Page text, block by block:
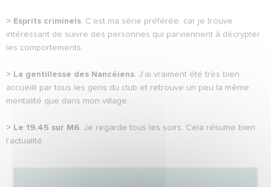
> Esprits criminels. C’est ma série préférée, car je trouve
intéressant de suivre des personnes qui parviennent à décrypter
les comportements.
> La gentillesse des Nancéiens. J’ai vraiment été très bien
accueilli par tous les gens du club et retrouve un peu la même
mentalité que dans mon village.
> Le 19.45 sur M6. Je regarde tous les soirs. Cela résume bien
l’actualité.